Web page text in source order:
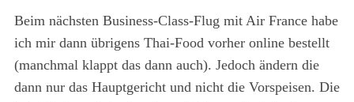
Beim nächsten Business-Class-Flug mit Air France habe
ich mir dann übrigens Thai-Food vorher online bestellt
(manchmal klappt das dann auch). Jedoch ändern die
dann nur das Hauptgericht und nicht die Vorspeisen. Die